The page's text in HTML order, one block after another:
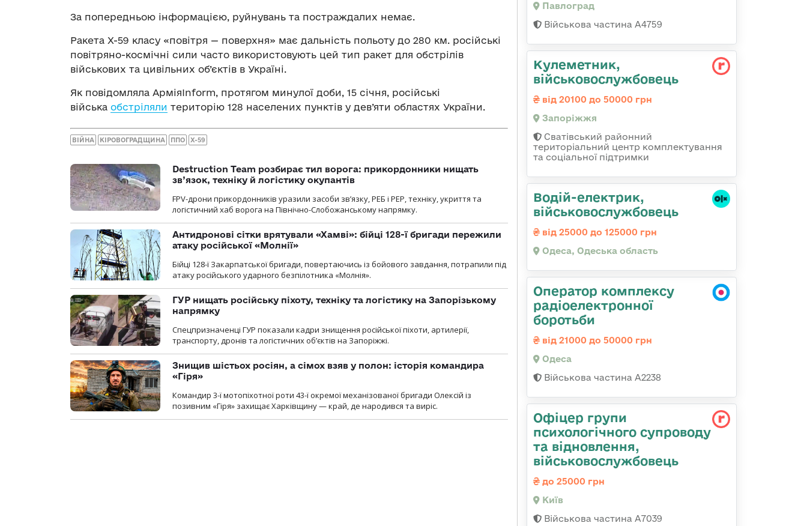
За попередньою інформацією, руйнувань та постраждалих немає.
Ракета Х-59 класу «повітря — поверхня» має дальність польоту до 280 км. російські
повітряно-космічні сили часто використовують цей тип ракет для обстрілів
військових та цивільних об’єктів в Україні.
Як повідомляла АрміяInform, протягом минулої доби, 15 січня, російські
війська обстріляли територію 128 населених пунктів у дев’яти областях України.
ВІЙНА КІРОВОГРАДЩИНА ППО Х-59
Destruction Team розбирає тил ворога: прикордонники нищать
зв’язок, техніку й логістику окупантів
FPV-дрони прикордонників уразили засоби зв’язку, РЕБ і РЕР, техніку, укриття та
логістичний хаб ворога на Північно-Слобожанському напрямку.
Антидронові сітки врятували «Хамві»: бійці 128-ї бригади пережили
атаку російської «Молнії»
Бійці 128-ї Закарпатської бригади, повертаючись із бойового завдання, потрапили під
атаку російського ударного безпілотника «Молнія».
ГУР нищать російську піхоту, техніку та логістику на Запорізькому
напрямку
Спецпризначенці ГУР показали кадри знищення російської піхоти, артилерії,
транспорту, дронів та логістичних об’єктів на Запоріжжі.
Знищив шістьох росіян, а сімох взяв у полон: історія командира
«Гіря»
Командир 3-ї мотопіхотної роти 43-ї окремої механізованої бригади Олексій із
позивним «Гіря» захищає Харківщину — край, де народився та виріс.
Павлоград
Військова частина А4759
Кулеметник,
військовослужбовець
від 20100 до 50000 грн
Запоріжжя
Сватівський районний
територіальний центр комплектування
та соціальної підтримки
Водій-електрик,
військовослужбовець
від 25000 до 125000 грн
Одеса, Одеська область
Оператор комплексу
радіоелектронної
боротьби
від 21000 до 50000 грн
Одеса
Військова частина А2238
Офіцер групи
психологічного супроводу
та відновлення,
військовослужбовець
до 25000 грн
Київ
Військова частина А7039